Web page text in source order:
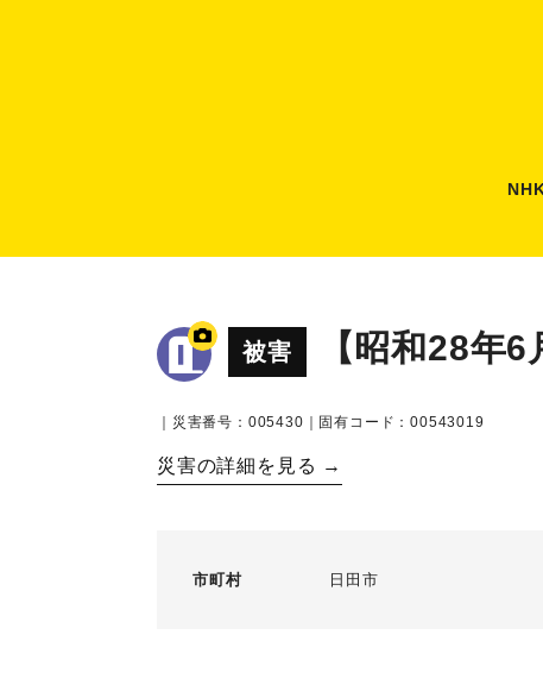
被害 【昭和28年
｜災害番号：005430｜固有コード：00543019
災害の詳細を見る →
市町村 日田市